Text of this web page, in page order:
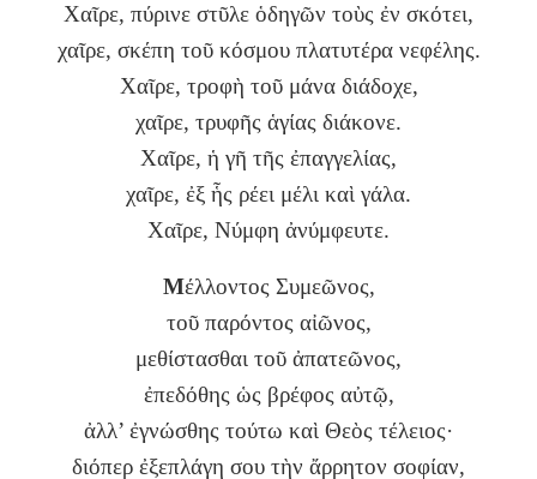
Χαῖρε, πύρινε στῦλε ὁδηγῶν τοὺς ἐν σκότει,
χαῖρε, σκέπη τοῦ κόσμου πλατυτέρα νεφέλης.
Χαῖρε, τροφὴ τοῦ μάνα διάδοχε,
χαῖρε, τρυφῆς ἁγίας διάκονε.
Χαῖρε, ἡ γῆ τῆς ἐπαγγελίας,
χαῖρε, ἐξ ἧς ρέει μέλι καὶ γάλα.
Χαῖρε, Νύμφη ἀνύμφευτε.
Μέλλοντος Συμεῶνος,
τοῦ παρόντος αἰῶνος,
μεθίστασθαι τοῦ ἀπατεῶνος,
ἐπεδόθης ὡς βρέφος αὐτῷ,
ἀλλ’ ἐγνώσθης τούτω καὶ Θεὸς τέλειος·
διόπερ ἐξεπλάγη σου τὴν ἄρρητον σοφίαν,